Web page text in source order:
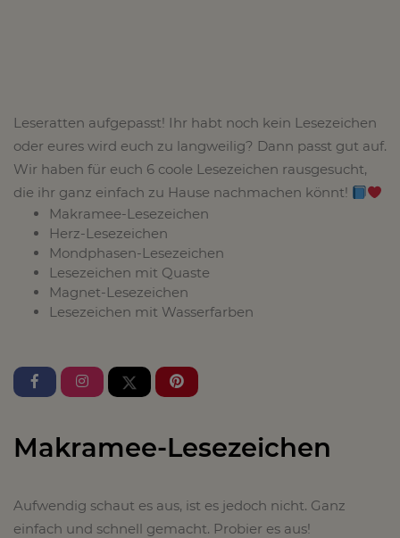
Leseratten aufgepasst! Ihr habt noch kein Lesezeichen
oder eures wird euch zu langweilig? Dann passt gut auf.
Wir haben für euch 6 coole Lesezeichen rausgesucht,
die ihr ganz einfach zu Hause nachmachen könnt!
Makramee-Lesezeichen
Herz-Lesezeichen
Mondphasen-Lesezeichen
Lesezeichen mit Quaste
Magnet-Lesezeichen
Lesezeichen mit Wasserfarben
Makramee-Lesezeichen
Aufwendig schaut es aus, ist es jedoch nicht. Ganz
einfach und schnell gemacht. Probier es aus!